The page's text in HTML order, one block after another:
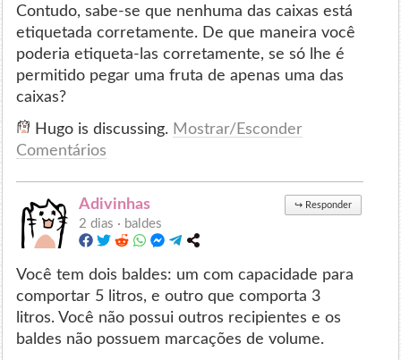
Contudo, sabe-se que nenhuma das caixas está
etiquetada corretamente. De que maneira você
poderia etiqueta-las corretamente, se só lhe é
permitido pegar uma fruta de apenas uma das
caixas?
Hugo is discussing. Mostrar/Esconder
Comentários
Adivinhas ↪ Responder
2 dias · baldes
Você tem dois baldes: um com capacidade para
comportar 5 litros, e outro que comporta 3
litros. Você não possui outros recipientes e os
baldes não possuem marcações de volume.